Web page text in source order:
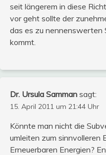
seit längerem in diese
vor geht sollte der
das es zu nennenswerten
kommt.
Dr. Ursula Samman sagt:
15. April 2011 um 21:44 Uhr
Könnte man nicht die
umleiten zum sinnvolleren
Erneuerbaren Energien?